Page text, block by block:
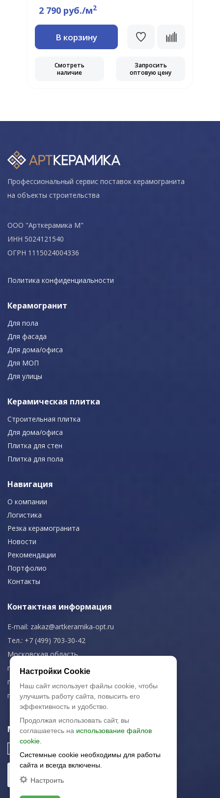
2 790 руб./м2
В корзину
Смотреть
наличие
Запросить
оптовую цену
Профессиональный сервис поставок керамогранита
на объекты строительства
ООО "Арткерамика М"
ИНН 5024121540
ОГРН 1115024004336
Политика конфиденциальности
Керамогранит
Для пола
Для фасада
Для дома/офиса
Для МОП
Для улицы
Керамическая плитка
Строительная плитка
Для дома/офиса
Плитка для стен
Плитка для пола
Навигация
О компании
Логистика
Резка керамогранита
Новости
Рекомендации
Портфолио
Контакты
Контактная информация
E-mail: zakaz@artkeramika-opt.ru
Тел.: +7 (499) 703-30-42
Московская область,
г. Красногорск
пн-чт: 09.00-18.00
пт: 09.00-17.00
Мы в соц. сетях
Настройки Cookie
Наш сайт использует файлы cookie, чтобы
улучшить работу сайта, повысить его
эффективность и удобство.
Продолжая использовать сайт, вы
соглашаетесь на использование файлов
cookie.
Системные cookie необходимы для работы
сайта и всегда включены.
Настроить